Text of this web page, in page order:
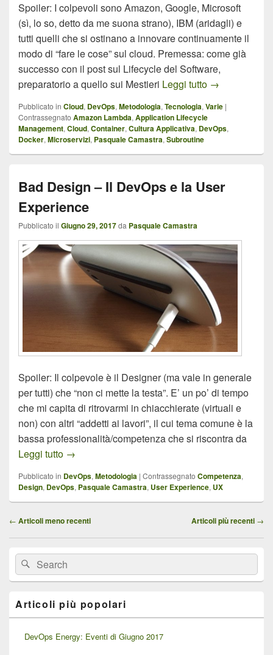
Spoiler: I colpevoli sono Amazon, Google, Microsoft
(sì, lo so, detto da me suona strano), IBM (aridagli) e
tutti quelli che si ostinano a innovare continuamente il
modo di “fare le cose” sul cloud. Premessa: come già
successo con il post sul Lifecycle del Software,
preparatorio a quello sui Mestieri Leggi tutto DevOps,
→
Pubblicato in Cloud, DevOps, Metodologia, Tecnologia, Varie |
Contrassegnato Amazon Lambda, Application Lifecycle
Management, Cloud, Container, Cultura Applicativa, DevOps,
Docker, Microservizi, Pasquale Camastra, Subroutine
Bad Design – Il DevOps e la User
Experience
Pubblicato il Giugno 29, 2017da Pasquale Camastra
Spoiler: Il colpevole è il Designer (ma vale in generale
per tutti) che “non ci mette la testa”. E’ un po’ di tempo
che mi capita di ritrovarmi in chiacchierate (virtuali e
non) con altri “addetti ai lavori”, il cui tema comune è la
bassa professionalità/competenza che si riscontra da
Leggi tutto Bad Design – Il DevOps e la User Experience
→
Pubblicato in DevOps, Metodologia | Contrassegnato Competenza,
Design, DevOps, Pasquale Camastra, User Experience, UX
Navigazione
← Articoli meno recenti Articoli più recenti →
Area
widget
barra
laterale
Cerca:Cerca
Articoli più popolari
DevOps Energy: Eventi di Giugno 2017